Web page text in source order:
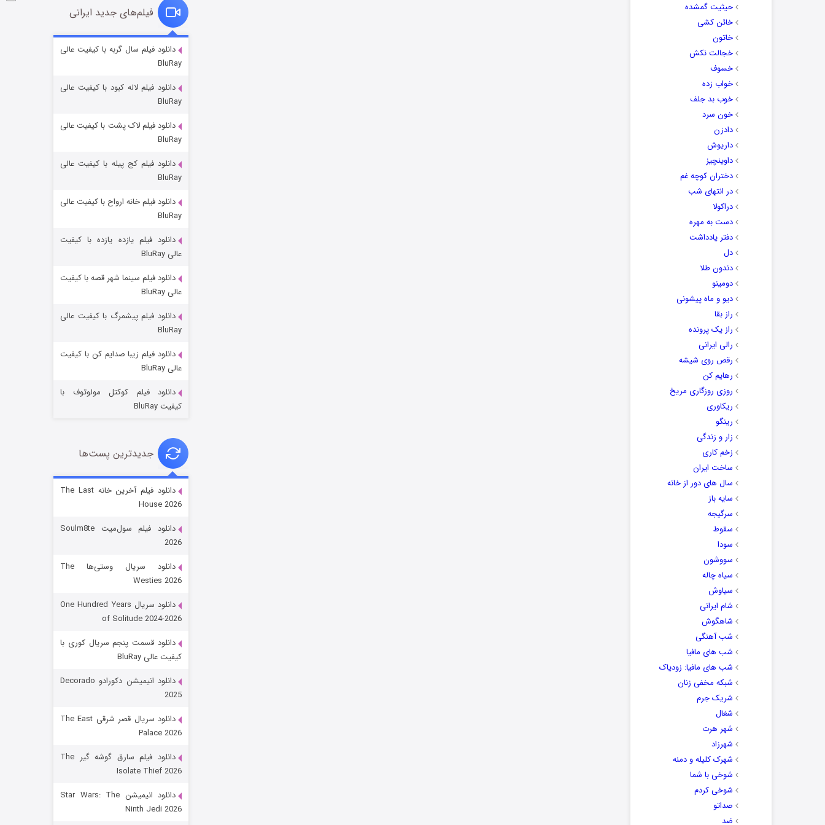
حیثیت گمشده
خائن کشی
خاتون
خجالت نکش
خسوف
خواب زده
خوب بد جلف
خون سرد
دادزن
داریوش
داوینچیز
دختران کوچه غم
در انتهای شب
دراکولا
دست به مهره
دفتر یادداشت
دل
دندون طلا
دومینو
دیو و ماه پیشونی
راز بقا
راز یک پرونده
رالی ایرانی
رقص روی شیشه
رهایم کن
روزی روزگاری مریخ
ریکاوری
رینگو
زار و زندگی
زخم کاری
ساخت ایران
سال های دور از خانه
سایه باز
سرگیجه
سقوط
سودا
سووشون
سیاه چاله
سیاوش
شام ایرانی
شاهگوش
شب آهنگی
شب های مافیا
شب های مافیا: زودیاک
شبکه مخفی زنان
شریک جرم
شغال
شهر هرت
شهرزاد
شهرک کلیله و دمنه
شوخی با شما
شوخی کردم
صداتو
ضد
شوگر فصل ۲
قسمت
خاندان اژدها فصل ۳
جادوگری در مغولستان
قسمت
رویایی برای تو
قسمت
فیلم‌های جدید ایرانی
دانلود فیلم سال گربه با کیفیت عالی
BluRay
دانلود فیلم لاله کبود با کیفیت عالی
BluRay
دانلود فیلم لاک پشت با کیفیت عالی
BluRay
دانلود فیلم کج‌ پیله با کیفیت عالی
BluRay
دانلود فیلم خانه ارواح با کیفیت عالی
BluRay
دانلود فیلم یازده یازده با کیفیت
عالی BluRay
دانلود فیلم سینما شهر قصه با کیفیت
عالی BluRay
دانلود فیلم پیشمرگ با کیفیت عالی
BluRay
دانلود فیلم زیبا صدایم کن با کیفیت
عالی BluRay
دانلود فیلم کوکتل مولوتوف با
کیفیت BluRay
جدیدترین پست‌ها
دانلود فیلم آخرین خانه The Last
House 2026
دانلود فیلم سول‌میت Soulm8te
2026
دانلود سریال وستی‌ها The
Westies 2026
دانلود سریال One Hundred Years
of Solitude 2024-2026
دانلود قسمت پنجم سریال کوری با
کیفیت عالی BluRay
دانلود انیمیشن دکورادو Decorado
2025
دانلود سریال قصر شرقی The East
Palace 2026
دانلود فیلم سارق گوشه گیر The
Isolate Thief 2026
دانلود انیمیشن Star Wars: The
Ninth Jedi 2026